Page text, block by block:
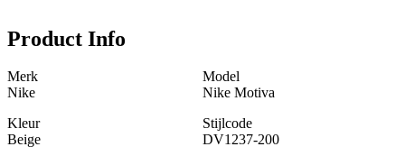
Product Info
Merk
Nike
Model
Nike Motiva
Kleur
Beige
Stijlcode
DV1237-200